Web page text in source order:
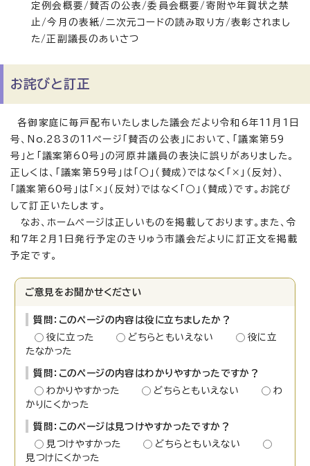
定例会概要/賛否の公表/委員会概要/寄附や年賀状之禁
止/今月の表紙/二次元コードの読み取り方/表彰されまし
た/正副議長のあいさつ
お詫びと訂正
各御家庭に毎戸配布いたしました議会だより令和6年11月1日
号、No.283の11ページ「賛否の公表」において、「議案第59
号」と「議案第60号」の河原井議員の表決に誤りがありました。
正しくは、「議案第59号」は「○」（賛成）ではなく「×」（反対）、
「議案第60号」は「×」（反対）ではなく「○」（賛成）です。お詫び
して訂正いたします。
なお、ホームページは正しいものを掲載しております。また、令
和7年2月1日発行予定のきりゅう市議会だよりに訂正文を掲載
予定です。
ご意見をお聞かせください
質問：このページの内容は役に立ちましたか？
役に立った
どちらともいえない
役に立
たなかった
質問：このページの内容はわかりやすかったですか？
わかりやすかった
どちらともいえない
わ
かりにくかった
質問：このページは見つけやすかったですか？
見つけやすかった
どちらともいえない
見つけにくかった